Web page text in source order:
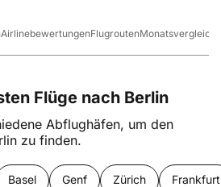
AirlinebewertungenFlugroutenMonatsvergleich
Flüge nach Berlin
Abflughäfen, um den
zu finden.
Basel Genf Zürich Frankfurt